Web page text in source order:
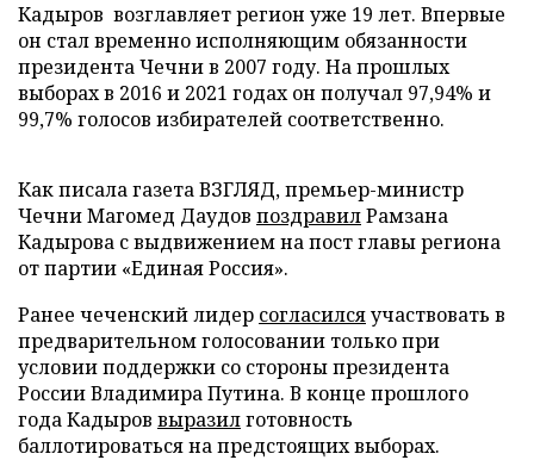
Кадыров возглавляет регион уже 19 лет. Впервые
он стал временно исполняющим обязанности
президента Чечни в 2007 году. На прошлых
выборах в 2016 и 2021 годах он получал 97,94% и
99,7% голосов избирателей соответственно.
Как писала газета ВЗГЛЯД, премьер-министр
Чечни Магомед Даудов поздравилРамзана
Кадырова с выдвижением на пост главы региона
от партии «Единая Россия».
Ранее чеченский лидер согласилсяучаствовать в
предварительном голосовании только при
условии поддержки со стороны президента
России Владимира Путина. В конце прошлого
года Кадыров выразилготовность
баллотироваться на предстоящих выборах.